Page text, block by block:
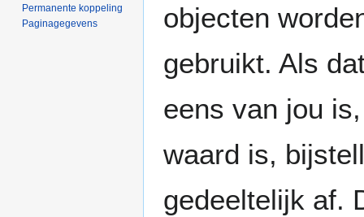
objecten
gebruikt. Als
eens van jou
waard is,
gedeeltelijk af.
Permanente koppeling
Paginagegevens